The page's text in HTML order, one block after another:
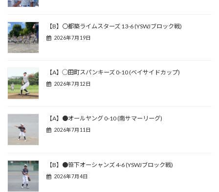
【B】〇都築ライムスターズ 13-6 (YSWJブロック戦)
2026年7月19日
【A】◯田町スパンキーズ 0-10 (ベイサイドカップ)
2026年7月12日
【A】●オールヤング 0-10 (南サマーリーグ)
2026年7月11日
【B】●笹下オーシャンズ 4-6 (YSWJブロック戦)
2026年7月4日